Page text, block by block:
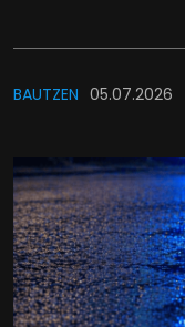
BAUTZEN 05.07.2026